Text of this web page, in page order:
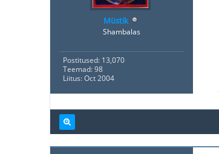
Müstik
Shambalas
Postitused: 13,070
Teemad: 98
Liitus: Oct 2004